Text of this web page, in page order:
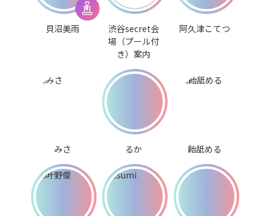
貝沼美雨
渋谷secret会
場（プール付
き）案内
阿久津こてつ
みさ るか 飴舐める